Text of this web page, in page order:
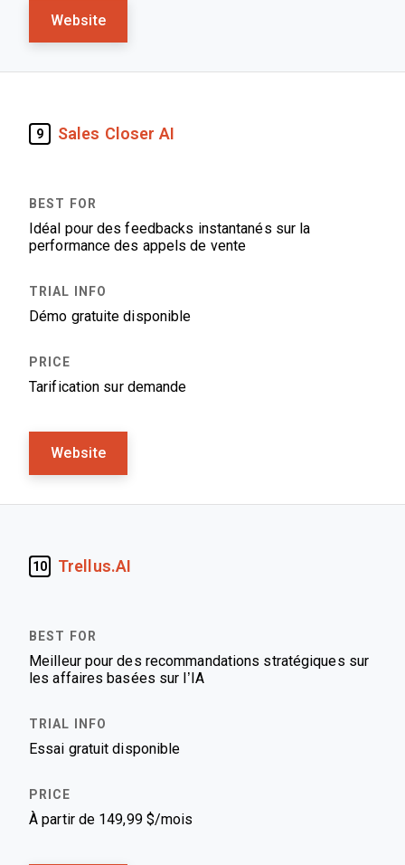
Website
9 Sales Closer AI
Idéal pour des feedbacks instantanés sur la
performance des appels de vente
Démo gratuite disponible
Tarification sur demande
Website
10 Trellus.AI
Meilleur pour des recommandations stratégiques sur
les affaires basées sur l’IA
Essai gratuit disponible
À partir de 149,99 $/mois